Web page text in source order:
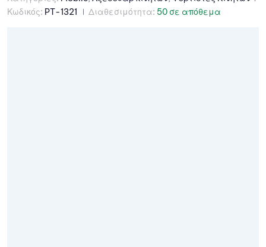
Κωδικός: PT-1321 Διαθεσιμότητα: 50 σε απόθεμα